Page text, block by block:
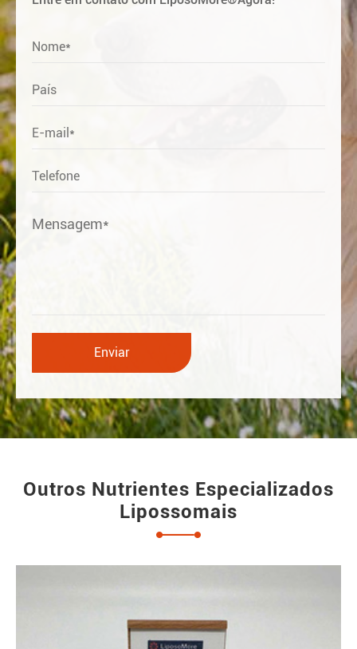
Outros Nutrientes Especializados
Lipossomais